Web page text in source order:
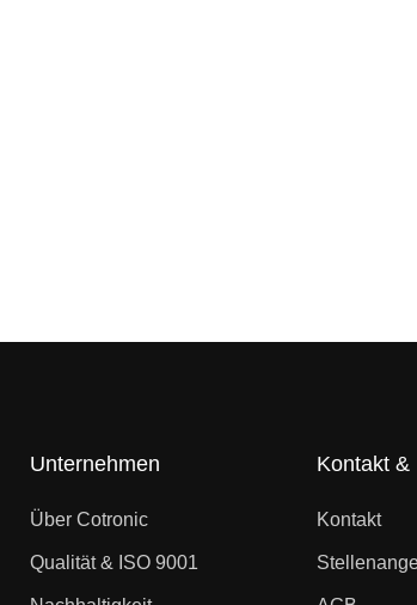
Unternehmen
Über Cotronic
Qualität & ISO 9001
Kontakt &
Kontakt